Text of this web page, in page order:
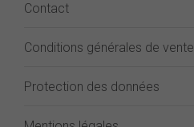
Contact
Conditions générales de vente
Protection des données